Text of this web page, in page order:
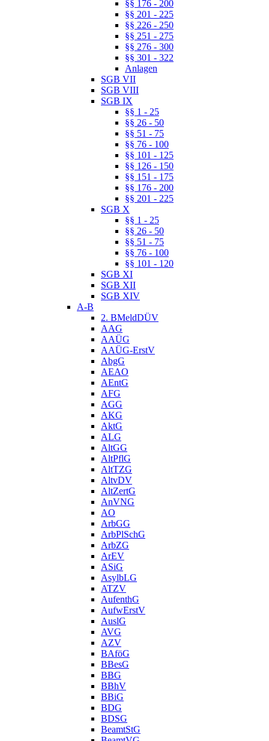
§§ 176 - 200
§§ 201 - 225
§§ 226 - 250
§§ 251 - 275
§§ 276 - 300
§§ 301 - 322
Anlagen
SGB VII
SGB VIII
SGB IX
§§ 1 - 25
§§ 26 - 50
§§ 51 - 75
§§ 76 - 100
§§ 101 - 125
§§ 126 - 150
§§ 151 - 175
§§ 176 - 200
§§ 201 - 225
SGB X
§§ 1 - 25
§§ 26 - 50
§§ 51 - 75
§§ 76 - 100
§§ 101 - 120
SGB XI
SGB XII
SGB XIV
A-B
2. BMeldDÜV
AAG
AAÜG
AAÜG-ErstV
AbgG
AEAO
AEntG
AFG
AGG
AKG
AktG
ALG
AltGG
AltPflG
AltTZG
AltvDV
AltZertG
AnVNG
AO
ArbGG
ArbPlSchG
ArbZG
ArEV
ASiG
AsylbLG
ATZV
AufenthG
AufwErstV
AuslG
AVG
AZV
BAföG
BBesG
BBG
BBhV
BBiG
BDG
BDSG
BeamtStG